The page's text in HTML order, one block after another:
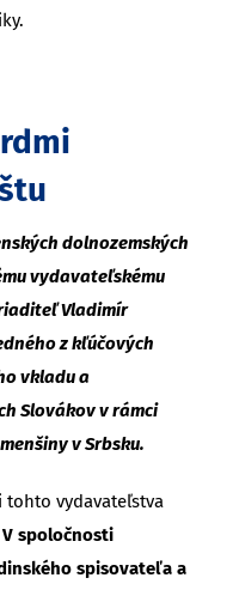
dolnozemských
vydavateľskému
Vladimír
z kľúčových
vkladu a
Slovákov v rámci
v Srbsku.
tohto vydavateľstva
V spoločnosti
spisovateľa a